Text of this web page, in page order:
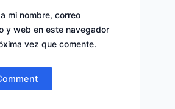
mi nombre, correo
y web en este navegador
vez que comente.